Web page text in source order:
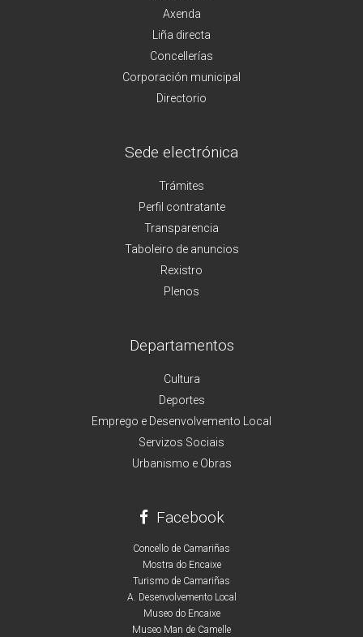
Axenda
Liña directa
Concellerías
Corporación municipal
Directorio
Sede electrónica
Trámites
Perfil contratante
Transparencia
Taboleiro de anuncios
Rexistro
Plenos
Departamentos
Cultura
Deportes
Emprego e Desenvolvemento Local
Servizos Sociais
Urbanismo e Obras
Facebook
Concello de Camariñas
Mostra do Encaixe
Turismo de Camariñas
A. Desenvolvemento Local
Museo do Encaixe
Museo Man de Camelle